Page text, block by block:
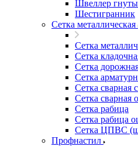
Швеллер
Шестигранник
Сетка металлическая
Сетка
Сетка
Сетка
Сетка
Сетка сварная
Сетка сварная
Сетка рабица
Сетка рабица
Сетка ЦПВС
Профнастил